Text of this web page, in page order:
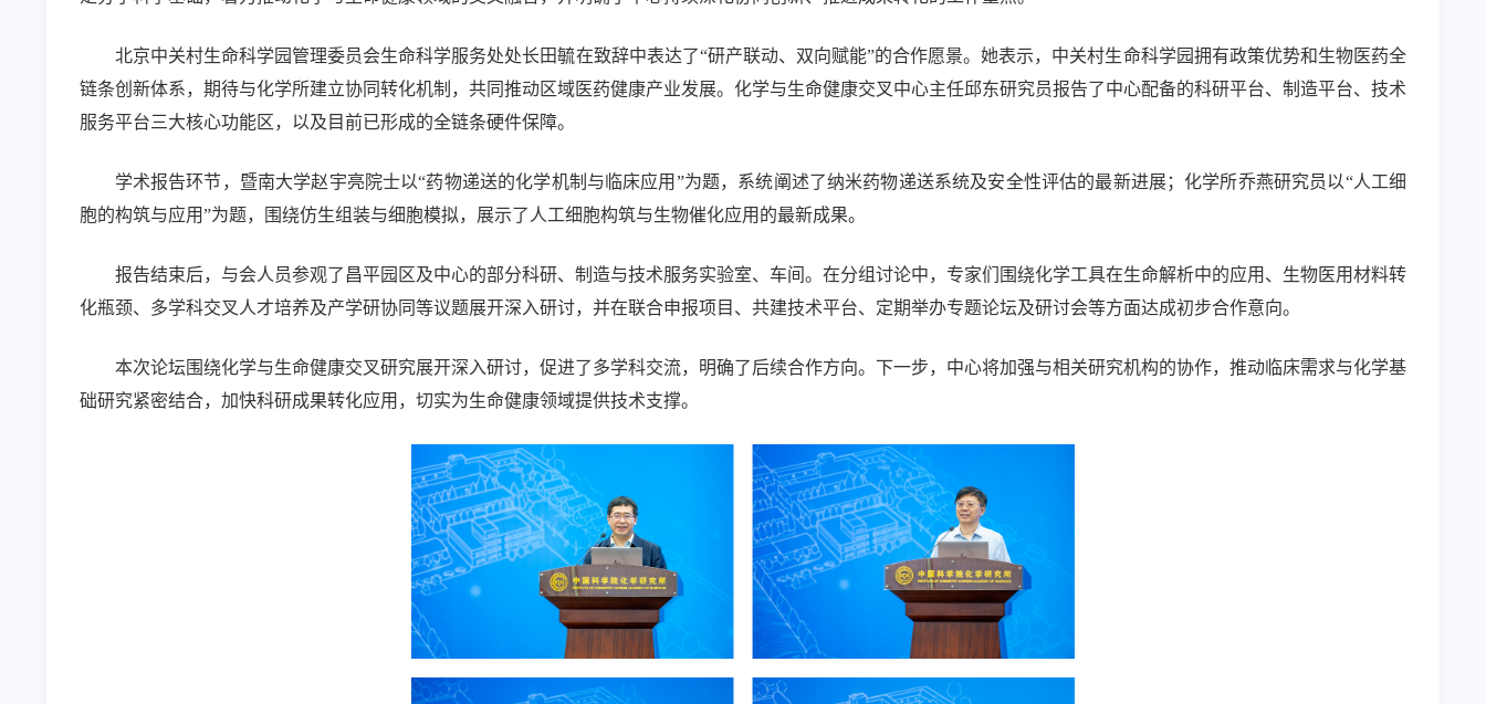
北京中关村生命科学园管理委员会生命科学服务处处长田毓在致辞中表达了“研产联动、双向赋能”的合作愿景。她表示，中关村生命科学园拥有政策优势和生物医药全
链条创新体系，期待与化学所建立协同转化机制，共同推动区域医药健康产业发展。化学与生命健康交叉中心主任邱东研究员报告了中心配备的科研平台、制造平台、技术
服务平台三大核心功能区，以及目前已形成的全链条硬件保障。
学术报告环节，暨南大学赵宇亮院士以“药物递送的化学机制与临床应用”为题，系统阐述了纳米药物递送系统及安全性评估的最新进展；化学所乔燕研究员以“人工细
胞的构筑与应用”为题，围绕仿生组装与细胞模拟，展示了人工细胞构筑与生物催化应用的最新成果。
报告结束后，与会人员参观了昌平园区及中心的部分科研、制造与技术服务实验室、车间。在分组讨论中，专家们围绕化学工具在生命解析中的应用、生物医用材料转
化瓶颈、多学科交叉人才培养及产学研协同等议题展开深入研讨，并在联合申报项目、共建技术平台、定期举办专题论坛及研讨会等方面达成初步合作意向。
本次论坛围绕化学与生命健康交叉研究展开深入研讨，促进了多学科交流，明确了后续合作方向。下一步，中心将加强与相关研究机构的协作，推动临床需求与化学基
础研究紧密结合，加快科研成果转化应用，切实为生命健康领域提供技术支撑。